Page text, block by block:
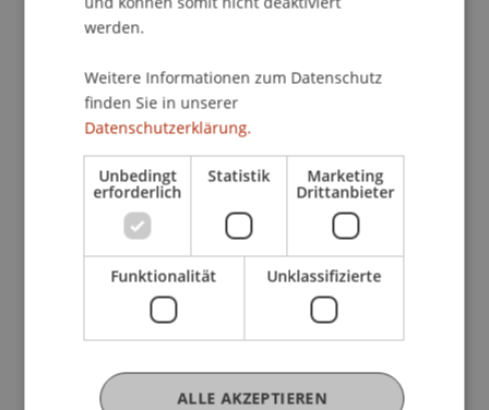
Prekäres Wohnen – und das in
Liechtenstein? Ergebnisse von zwei
internationalen Workshops an der Uni
Liechtenstein
14. Juli 2026 Architektur
Internationales
werden.
Weitere Informationen zum Datenschutz
finden Sie in unserer
Datenschutzerklärung.
Unbedingt
erforderlich
Statistik Marketing
Drittanbieter
Funktionalität Unklassifizierte
ALLE AKZEPTIEREN